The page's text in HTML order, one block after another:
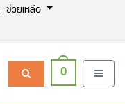
ช่วยเหลือ
0